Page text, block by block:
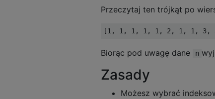
Przeczytaj ten trójkąt po
Biorąc pod uwagę dane n
Zasady
Możesz wybrać